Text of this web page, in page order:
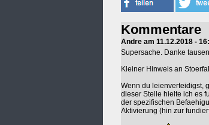
Kommentare
Andre am 11.12.2018 -
Supersache. Danke
Kleiner Hinweis an
Wenn du leienverteidigst,
dieser Stelle hielte ich es
der spezifischen
Aktivierung (hin zur